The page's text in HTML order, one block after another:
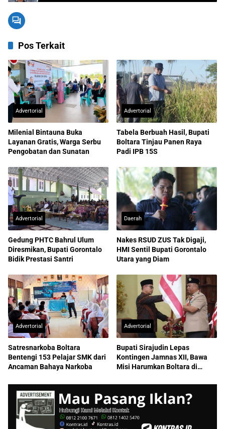
Pos Terkait
Advertorial
Milenial Bintauna Buka
Layanan Gratis, Warga Serbu
Pengobatan dan Sunatan
Advertorial
Tabela Berbuah Hasil, Bupati
Boltara Tinjau Panen Raya
Padi IPB 15S
Advertorial
Gedung PHTC Bahrul Ulum
Diresmikan, Bupati Gorontalo
Bidik Prestasi Santri
Daerah
Nakes RSUD ZUS Tak Digaji,
HMI Sentil Bupati Gorontalo
Utara yang Diam
Advertorial
Satresnarkoba Boltara
Bentengi 153 Pelajar SMK dari
Ancaman Bahaya Narkoba
Advertorial
Bupati Sirajudin Lepas
Kontingen Jamnas XII, Bawa
Misi Harumkan Boltara di